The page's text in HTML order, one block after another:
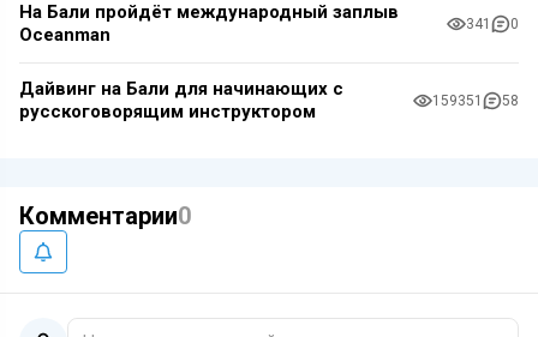
На Бали пройдёт международный заплыв
Oceanman
341 0
Дайвинг на Бали для начинающих с
русскоговорящим инструктором
159351 58
Комментарии0